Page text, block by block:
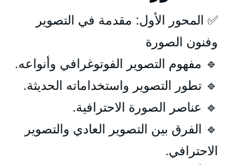
✅ المحور الأول: مقدمة في التصوير
وفنون الصورة
🔹 مفهوم التصوير الفوتوغرافي وأنواعه.
🔹 تطور التصوير واستخداماته الحديثة.
🔹 عناصر الصورة الاحترافية.
🔹 الفرق بين التصوير العادي والتصوير
الاحترافي.